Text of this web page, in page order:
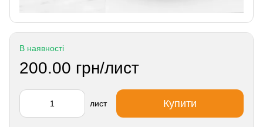
В наявності
200.00 грн/лист
лист Купити